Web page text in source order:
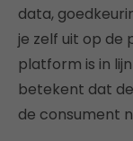
data,
je zelf uit op de
platform is in
betekent dat
de consument